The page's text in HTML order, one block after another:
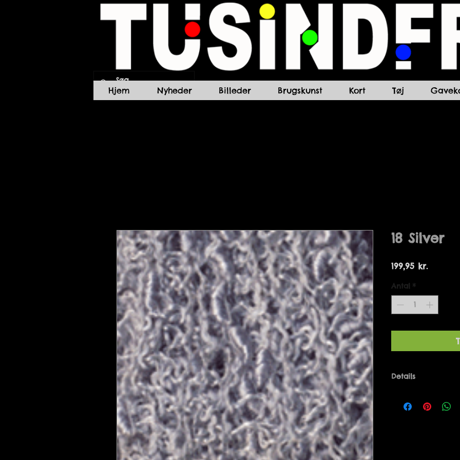
18 Silver
199,95 kr.Pris
Antal *
Details
Hjem Nyheder Billeder Brugskunst Kort Tøj